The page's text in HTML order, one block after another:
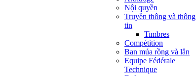
Nội quyền
Truyền thông và thông
tin
Timbres
Compétition
Ban múa rồng và lân
Equipe Fédérale
Technique